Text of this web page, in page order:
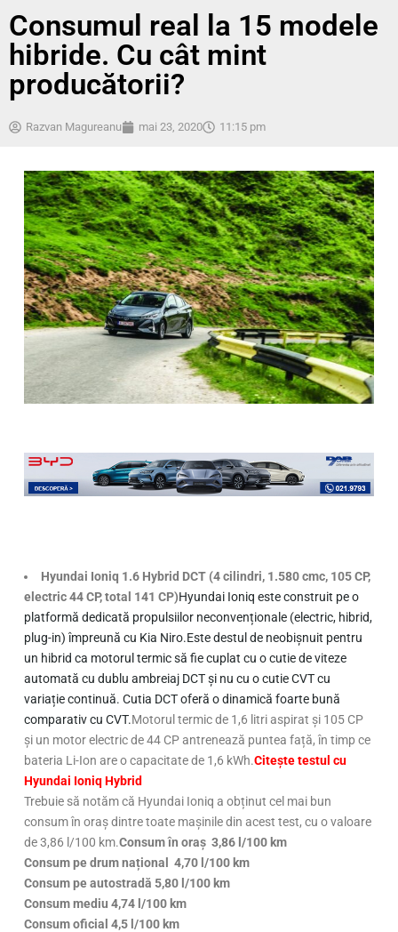
Consumul real la 15 modele
hibride. Cu cât mint
producătorii?
Razvan Magureanu mai 23, 2020 11:15 pm
Hyundai Ioniq 1.6 Hybrid DCT (4 cilindri, 1.580 cmc, 105 CP,
electric 44 CP, total 141 CP)Hyundai Ioniq este construit pe o
platformă dedicată propulsiilor neconvenționale (electric, hibrid,
plug-in) împreună cu Kia Niro.Este destul de neobișnuit pentru
un hibrid ca motorul termic să fie cuplat cu o cutie de viteze
automată cu dublu ambreiaj DCT și nu cu o cutie CVT cu
variație continuă. Cutia DCT oferă o dinamică foarte bună
comparativ cu CVT.Motorul termic de 1,6 litri aspirat și 105 CP
și un motor electric de 44 CP antrenează puntea față, în timp ce
bateria Li-Ion are o capacitate de 1,6 kWh.Citește testul cu
Hyundai Ioniq Hybrid
Trebuie să notăm că Hyundai Ioniq a obținut cel mai bun
consum în oraș dintre toate mașinile din acest test, cu o valoare
de 3,86 l/100 km.Consum în oraș 3,86 l/100 km
Consum pe drum național 4,70 l/100 km
Consum pe autostradă 5,80 l/100 km
Consum mediu 4,74 l/100 km
Consum oficial 4,5 l/100 km
Page
,Page
,Page
,Page
,Page
,Page
,Page
,Page
,Page
,Page
,Page
, Page
,Page
,Page
,Page